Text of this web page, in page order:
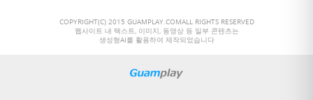
COPYRIGHT(C) 2015 GUAMPLAY.COMALL RIGHTS RESERVED
웹사이트 내 텍스트, 이미지, 동영상 등 일부 콘텐츠는
생성형AI를 활용하여 제작되었습니다